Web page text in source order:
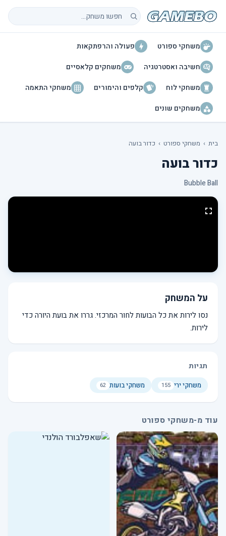
חיפוש משחקים
משחקי ספורט
פעולה והרפתקאות
חשיבה ואסטרטגיה
משחקים קלאסיים
משחקי לוח
קלפים והימורים
משחקי התאמה
משחקים שונים
בית › משחקי ספורט › כדור בועה
כדור בועה
Bubble Ball
על המשחק
נסו לירות את כל הבועות לחור המרכזי. גררו את בועת היורה כדי
לירות.
תגיות
משחקי ירי 155 משחקי בועות 62
עוד מ-משחקי ספורט